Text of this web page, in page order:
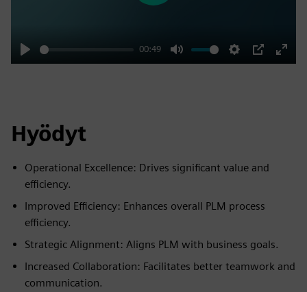
Play
00:49
Mute Settings
PIP
Enter
Hyödyt
Operational Excellence: Drives significant value and
efficiency.
Improved Efficiency: Enhances overall PLM process
efficiency.
Strategic Alignment: Aligns PLM with business goals.
Increased Collaboration: Facilitates better teamwork and
communication.